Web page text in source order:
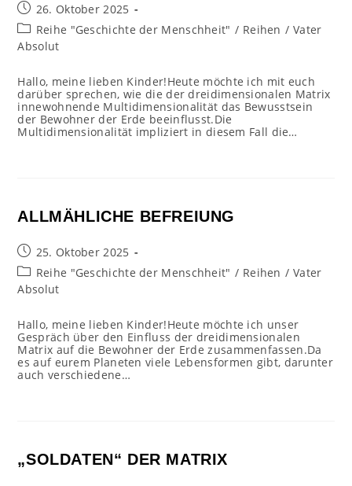
Beitrag
veröffentlicht:
26. Oktober 2025
Beitrags-
Kategorie:
Reihe "Geschichte der Menschheit" / Reihen / Vater
Absolut
Hallo, meine lieben Kinder!Heute möchte ich mit euch
darüber sprechen, wie die der dreidimensionalen Matrix
innewohnende Multidimensionalität das Bewusstsein
der Bewohner der Erde beeinflusst.Die
Multidimensionalität impliziert in diesem Fall die…
ALLMÄHLICHE BEFREIUNG
Beitrag
veröffentlicht:
25. Oktober 2025
Beitrags-
Kategorie:
Reihe "Geschichte der Menschheit" / Reihen / Vater
Absolut
Hallo, meine lieben Kinder!Heute möchte ich unser
Gespräch über den Einfluss der dreidimensionalen
Matrix auf die Bewohner der Erde zusammenfassen.Da
es auf eurem Planeten viele Lebensformen gibt, darunter
auch verschiedene…
„SOLDATEN“ DER MATRIX